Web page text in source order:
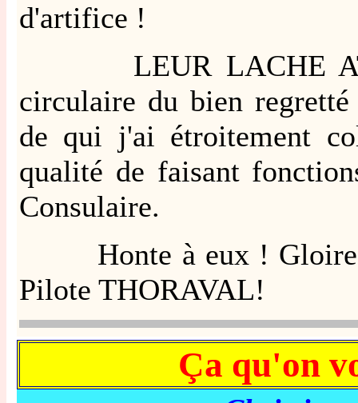
d'artifice !
LEUR LACHE
circulaire du bien
de qui j'ai étroitement
qualité de faisant
Consulaire.
Honte à eux ! Gloire
Pilote THORAVAL!
Ça qu'on